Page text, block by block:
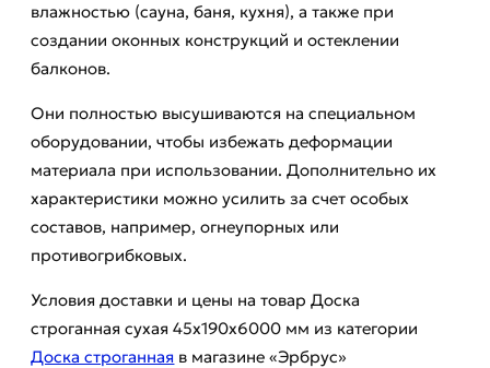
влажностью (сауна, баня, кухня), а также при
создании оконных конструкций и остеклении
балконов.
Они полностью высушиваются на специальном
оборудовании, чтобы избежать деформации
материала при использовании. Дополнительно их
характеристики можно усилить за счет особых
составов, например, огнеупорных или
противогрибковых.
Условия доставки и цены на товар Доска
строганная сухая 45х190х6000 мм из категории
Доска строганная в магазине «Эрбрус»